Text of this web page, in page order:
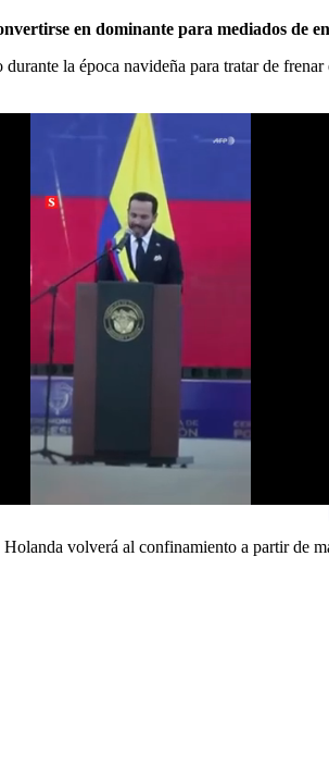
en dominante para mediados de
la época navideña para tratar de
volverá al confinamiento a partir de